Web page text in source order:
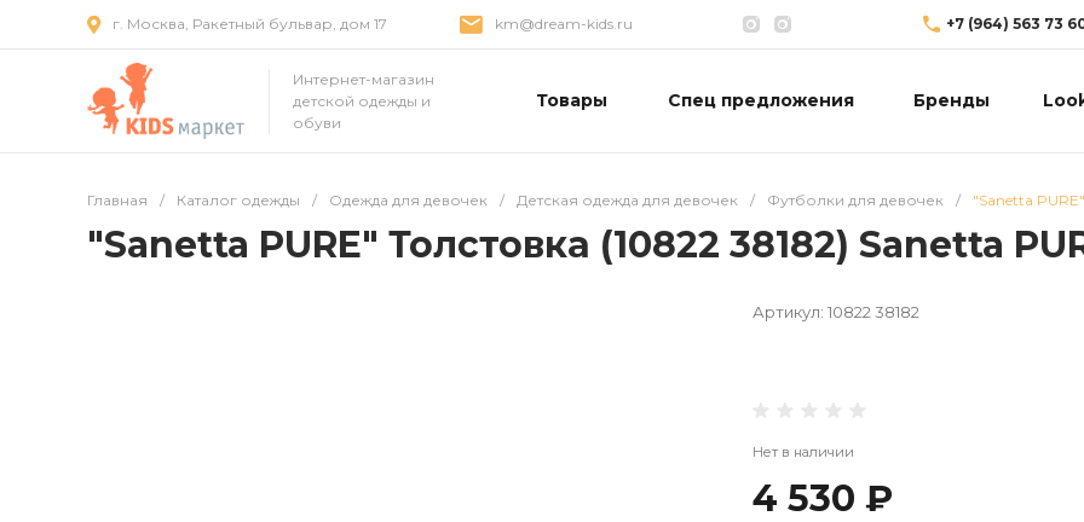
г. Москва, Ракетный бульвар, дом 17 km@dream-kids.ru +7 (964) 563 73
Интернет-магазин
детской одежды и
обуви
Товары Спец предложения Бренды
Главная / Каталог одежды / Одежда для девочек / Детская одежда для девочек / Футболки для девочек / "Sanetta
"Sanetta PURE" Толстовка (10822 38182) Sanetta
Артикул: 10822 38182
Нет в наличии
4 530 ₽